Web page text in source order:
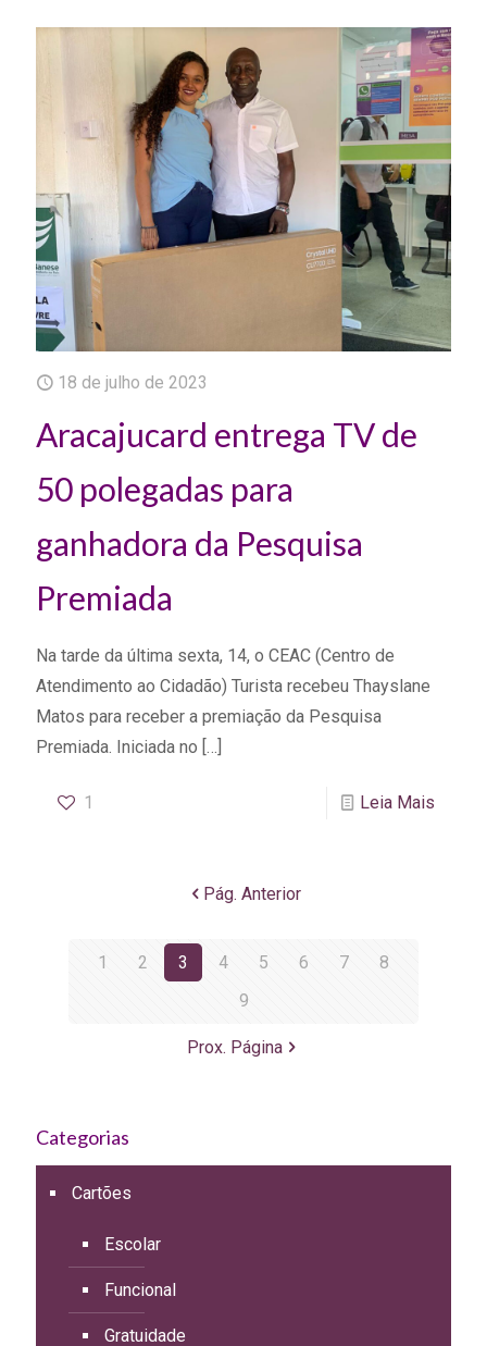
18 de julho de 2023
Aracajucard entrega TV de
50 polegadas para
ganhadora da Pesquisa
Premiada
Na tarde da última sexta, 14, o CEAC (Centro de
Atendimento ao Cidadão) Turista recebeu Thayslane
Matos para receber a premiação da Pesquisa
Premiada. Iniciada no […]
1 Leia Mais
Pág. Anterior
1 2 3 4 5 6 7
8
9
Prox. Página
Categorias
Cartões
Escolar
Funcional
Gratuidade